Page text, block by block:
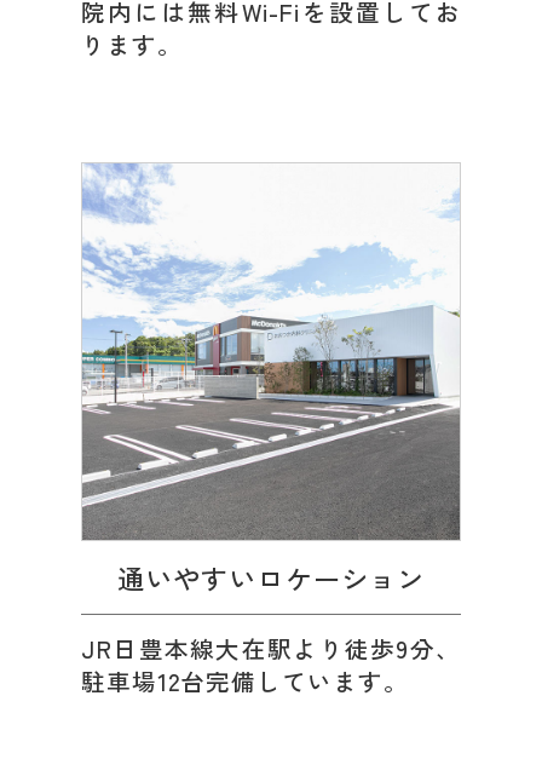
院内には無料Wi-Fiを設置してお
ります。
通いやすいロケーション
JR日豊本線大在駅より徒歩9分、
駐車場12台完備しています。